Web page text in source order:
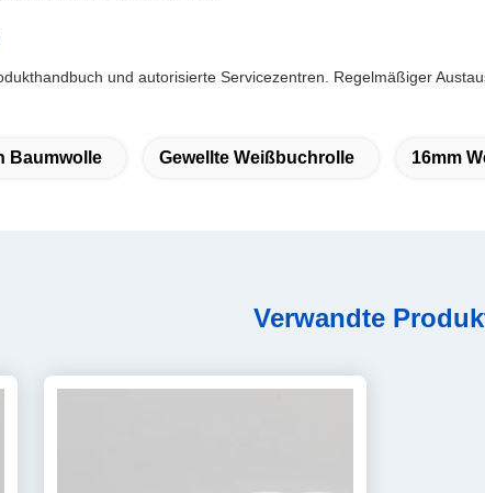
und autorisierte Servicezentren. Regelmäßiger
Baumwolle Gewellte Weißbuchrolle 16mm
Verwandte